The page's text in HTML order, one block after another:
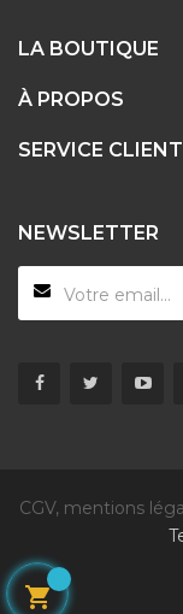
LA BOUTIQUE
À PROPOS
SERVICE
NEWSLETTER
CGV, mentions
